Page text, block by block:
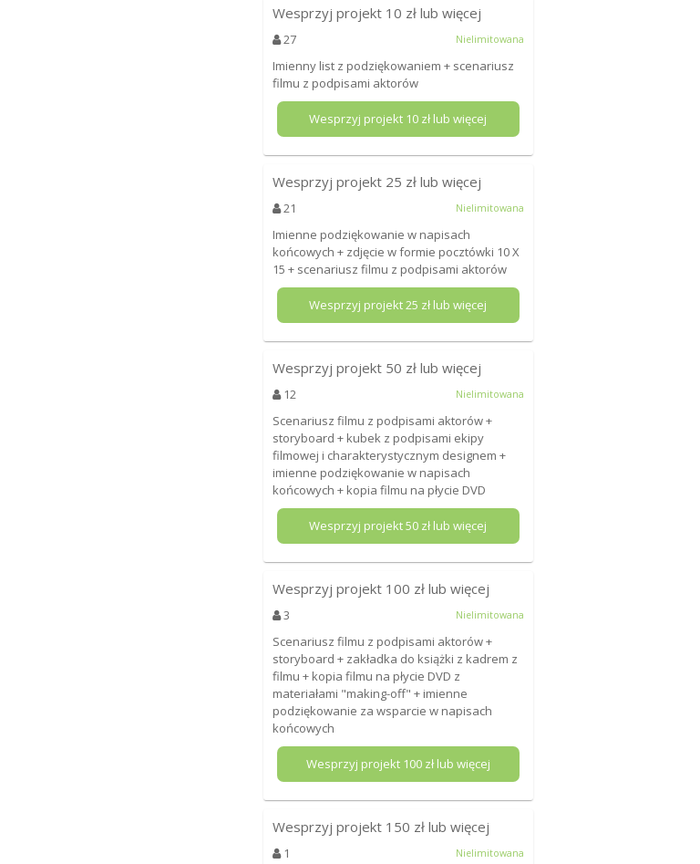
Wesprzyj projekt 10 zł lub więcej
27 Nielimitowana
Imienny list z podziękowaniem + scenariusz
filmu z podpisami aktorów
Wesprzyj projekt 10 zł lub więcej
Wesprzyj projekt 25 zł lub więcej
21 Nielimitowana
Imienne podziękowanie w napisach
końcowych + zdjęcie w formie pocztówki 10 X
15 + scenariusz filmu z podpisami aktorów
Wesprzyj projekt25 zł lub więcej
Wesprzyj projekt 50 zł lub więcej
12 Nielimitowana
Scenariusz filmu z podpisami aktorów +
storyboard + kubek z podpisami ekipy
filmowej i charakterystycznym designem +
imienne podziękowanie w napisach
końcowych + kopia filmu na płycie DVD
Wesprzyj projekt50 zł lub więcej
Wesprzyj projekt 100 zł lub więcej
3 Nielimitowana
Scenariusz filmu z podpisami aktorów +
storyboard + zakładka do książki z kadrem z
filmu + kopia filmu na płycie DVD z
materiałami "making-off" + imienne
podziękowanie za wsparcie w napisach
końcowych
Wesprzyj projekt 100zł lub więcej
Wesprzyj projekt 150 zł lub więcej
1 Nielimitowana